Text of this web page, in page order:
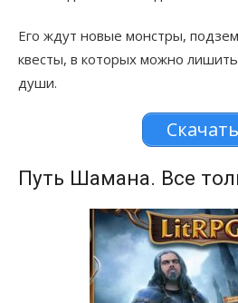
Его ждут новые монстры,
квесты, в которых можно
души.
Скачать
Путь Шамана. Все